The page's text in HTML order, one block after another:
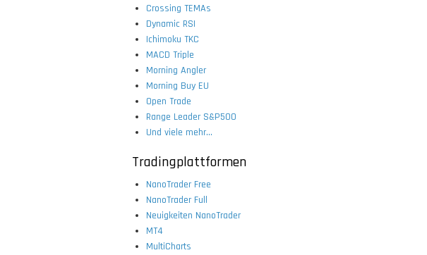
Crossing TEMAs
Dynamic RSI
Ichimoku TKC
MACD Triple
Morning Angler
Morning Buy EU
Open Trade
Range Leader S&P500
Und viele mehr...
Tradingplattformen
NanoTrader Free
NanoTrader Full
Neuigkeiten NanoTrader
MT4
MultiCharts